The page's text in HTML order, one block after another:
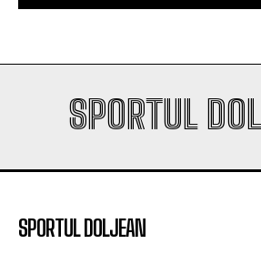
SPORTUL
SPORTUL DOLJEAN